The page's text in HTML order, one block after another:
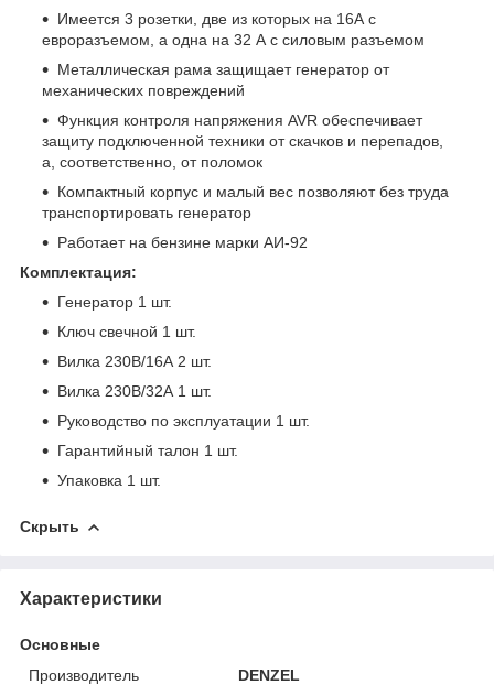
Имеется 3 розетки, две из которых на 16А с
евроразъемом, а одна на 32 А с силовым разъемом
Металлическая рама защищает генератор от
механических повреждений
Функция контроля напряжения AVR обеспечивает
защиту подключенной техники от скачков и перепадов,
а, соответственно, от поломок
Компактный корпус и малый вес позволяют без труда
транспортировать генератор
Работает на бензине марки АИ-92
Комплектация:
Генератор 1 шт.
Ключ свечной 1 шт.
Вилка 230В/16А 2 шт.
Вилка 230В/32А 1 шт.
Руководство по эксплуатации 1 шт.
Гарантийный талон 1 шт.
Упаковка 1 шт.
Скрыть
Характеристики
Основные
Производитель
DENZEL